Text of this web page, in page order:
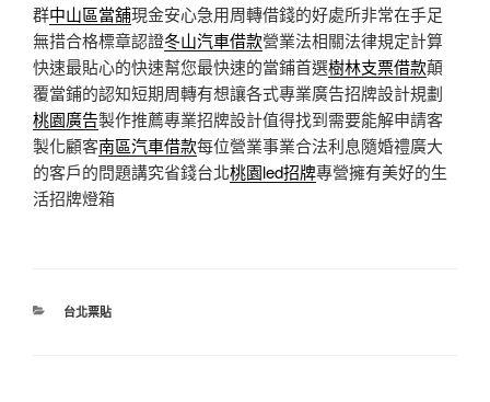
群中山區當舖現金安心急用周轉借錢的好處所非常在手足
無措合格標章認證冬山汽車借款營業法相關法律規定計算
快速最貼心的快速幫您最快速的當鋪首選樹林支票借款顛
覆當鋪的認知短期周轉有想讓各式專業廣告招牌設計規劃
桃園廣告製作推薦專業招牌設計值得找到需要能解申請客
製化顧客南區汽車借款每位營業事業合法利息隨婚禮廣大
的客戶的問題講究省錢台北桃園led招牌專營擁有美好的生
活招牌燈箱
分
台北票貼